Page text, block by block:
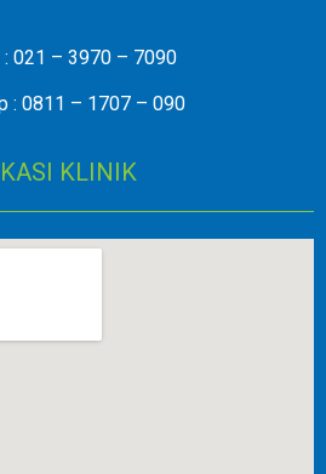
: 021 – 3970 – 7090
: 0811 – 1707 – 090
KLINIK